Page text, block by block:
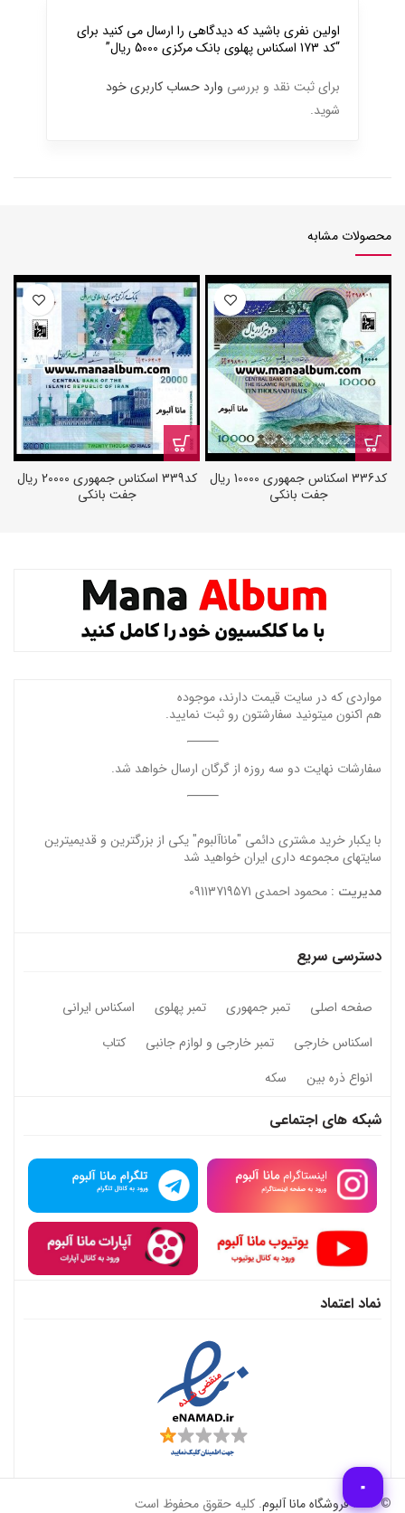
اولین نفری باشید که دیدگاهی را ارسال می کنید برای
“کد 173 اسکناس پهلوی بانک مرکزی 5000 ریال”
برای ثبت نقد و بررسی وارد حساب کاربری خود
شوید.
محصولات مشابه
کد336 اسکناس جمهوری 10000 ریال
جفت بانکی
کد339 اسکناس جمهوری 20000 ریال
جفت بانکی
مواردی که در سایت قیمت دارند، موجوده
هم اکنون میتونید سفارشتون رو ثبت نمایید.
سفارشات نهایت دو سه روزه از گرگان ارسال خواهد شد.
با یکبار خرید مشتری دائمی "ماناآلبوم" یکی از بزرگترین و قدیمیترین
سایتهای مجموعه داری ایران خواهید شد
مدیریت : محمود احمدی 09113719571
دسترسی سریع
صفحه اصلی تمبر جمهوری تمبر پهلوی
اسکناس ایرانی
اسکناس خارجی
تمبر خارجی و لوازم جانبی
کتاب
انواع ذره بین
سکه
شبکه های اجتماعی
نماد اعتماد
© 2026 فروشگاه مانا آلبوم. کلیه حقوق محفوظ است